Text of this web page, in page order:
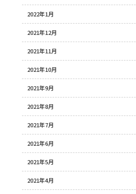
2022年1月
2021年12月
2021年11月
2021年10月
2021年9月
2021年8月
2021年7月
2021年6月
2021年5月
2021年4月